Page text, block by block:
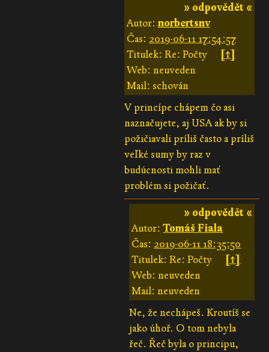
» odpovědět «
Autor:norbertsnv
Čas: 2019-06-11 17:54:57
Titulek: Re: Počty
[↑]
Web: neuveden
Mail: schován
V princípe chápem čo asi
naznačujete, aj USA ak by si
požičiavali príliš často a príliš
veľké sumy by raz v
budúcnosti mohli mať
problém si požičať.
» odpovědět «
Autor:Tomáš Fiala
Čas: 2019-06-11 18:35:50
Titulek: Re: Počty
[↑]
Web: neuveden
Mail: neuveden
Ne, že nechápeš. Kroutíš se
jako úhoř. O tom nebyla
řeč. Řeč byla o principu,